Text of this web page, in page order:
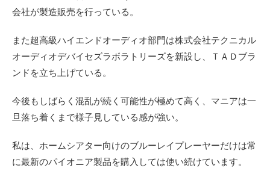
会社が製造販売を行っている。
また超高級ハイエンドオーディオ部門は株式会社テクニカル
オーディオデバイセズラボラトリーズを新設し、ＴＡＤブラ
ンドを立ち上げている。
今後もしばらく混乱が続く可能性が極めて高く、マニアは一
旦落ち着くまで様子見している感が強い。
私は、ホームシアター向けのブルーレイプレーヤーだけは常
に最新のパイオニア製品を購入しては使い続けています。